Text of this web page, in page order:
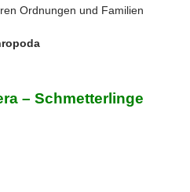
Ordnungen und Familien
– Schmetterlinge